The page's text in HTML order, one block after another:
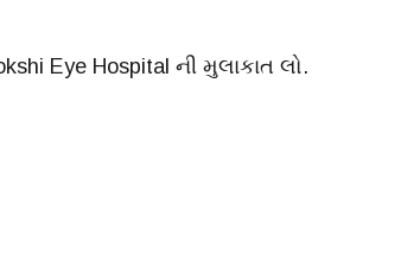
Eye Hospital ની મુલાકાત લો.